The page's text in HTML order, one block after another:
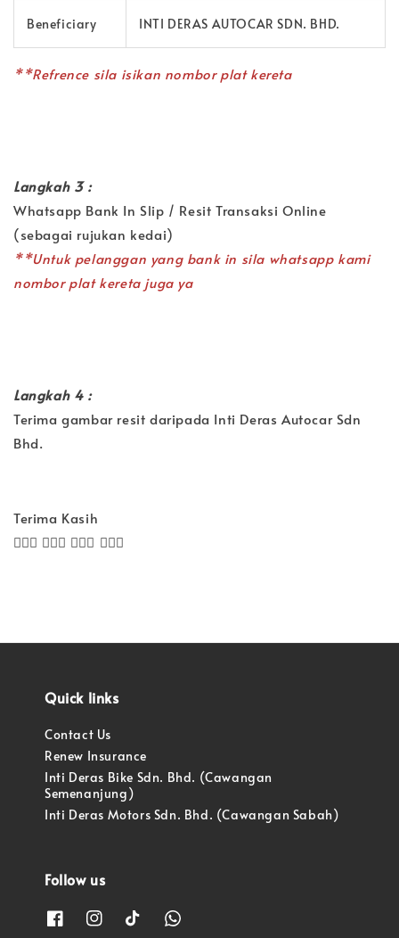
Beneficiary INTI DERAS AUTOCAR SDN. BHD.
**Refrence sila isikan nombor plat kereta
Langkah 3 :
Whatsapp Bank In Slip / Resit Transaksi Online
(sebagai rujukan kedai)
**Untuk pelanggan yang bank in sila whatsapp kami
nombor plat kereta juga ya
Langkah 4 :
Terima gambar resit daripada Inti Deras Autocar Sdn
Bhd.
Terima Kasih
🙋🏻‍♀️ 🙋🏻‍♀️ 🙋🏻‍♀️ 🙋🏻‍♀️
Quick links
Contact Us
Renew Insurance
Inti Deras Bike Sdn. Bhd. (Cawangan
Semenanjung)
Inti Deras Motors Sdn. Bhd. (Cawangan Sabah)
Follow us